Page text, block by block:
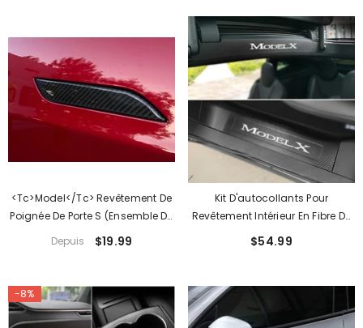
<tc>Model</tc> Revêtement De
Poignée De Porte S (ensemble De
4) (ABS/fibre De Carbone
Véritable) (2012-2020)
Depuis $19.99
Kit D'autocollants Pour
Revêtement Intérieur En Fibre De
Carbone Pour Tesla Model X
$54.99
-8%